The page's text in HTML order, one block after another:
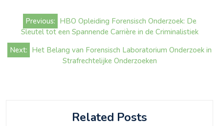
Bericht
navigatie
Previous: HBO Opleiding Forensisch Onderzoek: De
Sleutel tot een Spannende Carrière in de Criminalistiek
Next: Het Belang van Forensisch Laboratorium Onderzoek in
Strafrechtelijke Onderzoeken
Related Posts